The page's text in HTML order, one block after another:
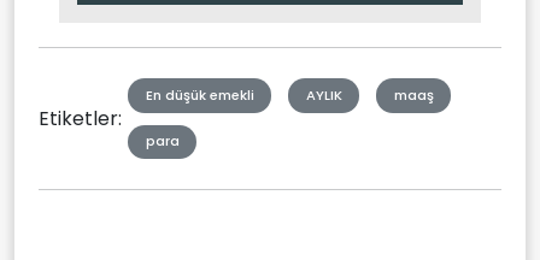
Etiketler:
En düşük emekli AYLIK maaş
para